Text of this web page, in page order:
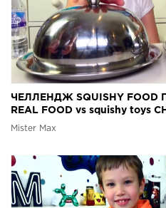
ЧЕЛЛЕНДЖ SQUISHY FOOD
REAL FOOD vs squishy toys
Mister Max